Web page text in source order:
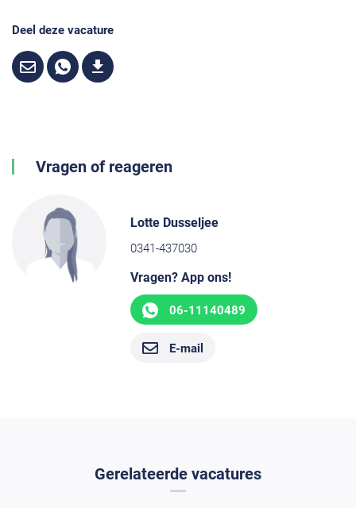
Deel deze vacature
Vragen of reageren
Lotte Dusseljee
0341-437030
Vragen? App ons!
06-11140489
E-mail
Gerelateerde vacatures